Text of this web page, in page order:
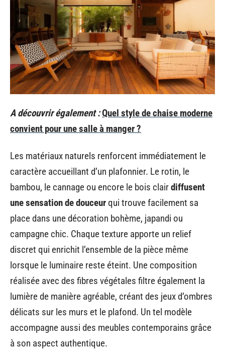
A découvrir également :Quel style de chaise moderne
convient pour une salle à manger ?
Les matériaux naturels renforcent immédiatement le
caractère accueillant d’un plafonnier. Le rotin, le
bambou, le cannage ou encore le bois clairdiffusent
une sensation de douceurqui trouve facilement sa
place dans une décoration bohème, japandi ou
campagne chic. Chaque texture apporte un relief
discret qui enrichit l’ensemble de la pièce même
lorsque le luminaire reste éteint. Une composition
réalisée avec des fibres végétales filtre également la
lumière de manière agréable, créant des jeux d’ombres
délicats sur les murs et le plafond. Un tel modèle
accompagne aussi des meubles contemporains grâce
à son aspect authentique.